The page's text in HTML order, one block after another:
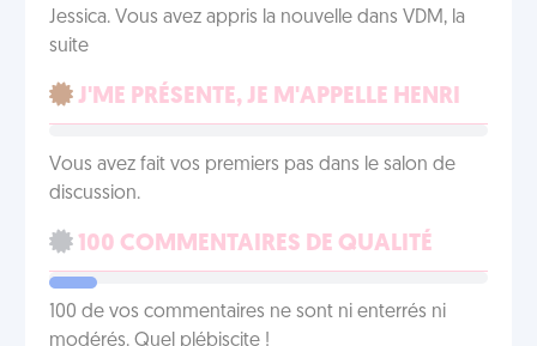
Jessica. Vous avez appris la nouvelle dans VDM, la
suite
J'ME PRÉSENTE, JE M'APPELLE HENRI
Vous avez fait vos premiers pas dans le salon de
discussion.
100 COMMENTAIRES DE QUALITÉ
100 de vos commentaires ne sont ni enterrés ni
modérés. Quel plébiscite !